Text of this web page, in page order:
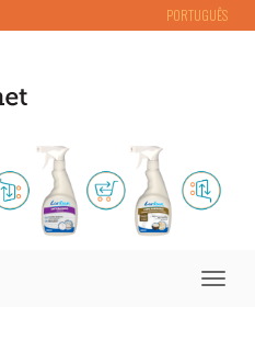
PORTUGUÊS
Toggle